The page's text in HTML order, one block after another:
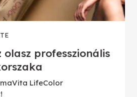
olasz professzionális
LifeColor